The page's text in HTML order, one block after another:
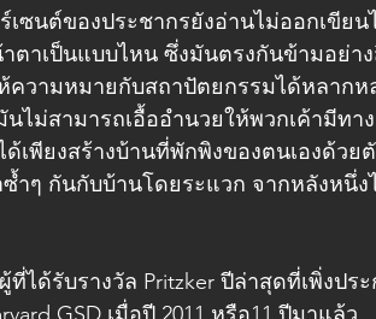
เซนต์ของประชากรยังอ่านไม่ออกเขีย
ตาเป็นแบบไหน ซึ่งมันตรงกันข้ามอย่า
วามหมายกับสถาปัตยกรรมได้หลากห
ม่สามารถเอื้ออำนวยให้พวกเค้ามีทาง
เพียงสร้างบ้านที่พักพิงของตนเองด้วย
ำๆ กันกับบ้านโดยระแวก จากหลังหนึ่
ได้รับรางวัล Pritzker ปีล่าสุดที่เพิ่งปร